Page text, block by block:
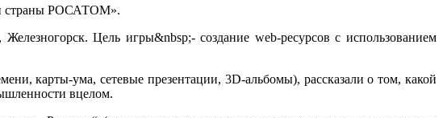
страны РОСАТОМ».
Цель игры&nbsp;- создание web-ресурсов c использованием
карты-ума, сетевые презентации, 3D-альбомы), рассказали о том, какой
вцелом.